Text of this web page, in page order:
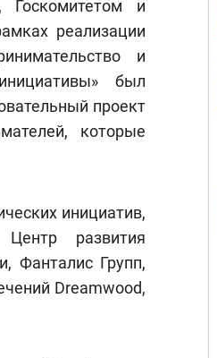
Госкомитетом и
реализации
и
был
проект
которые
инициатив,
Центр развития
Фанталис Групп,
Dreamwood,